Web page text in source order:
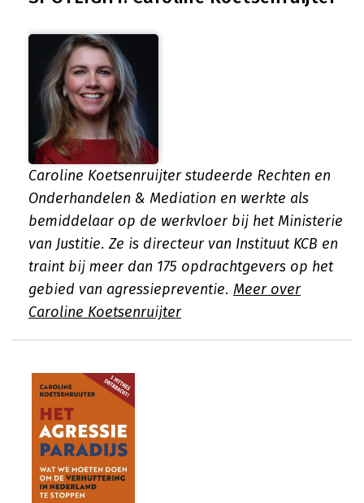
Caroline Koetsenruijter studeerde Rechten en
Onderhandelen & Mediation en werkte als
bemiddelaar op de werkvloer bij het Ministerie
van Justitie. Ze is directeur van Instituut KCB en
traint bij meer dan 175 opdrachtgevers op het
gebied van agressiepreventie. Meer over
Caroline Koetsenruijter